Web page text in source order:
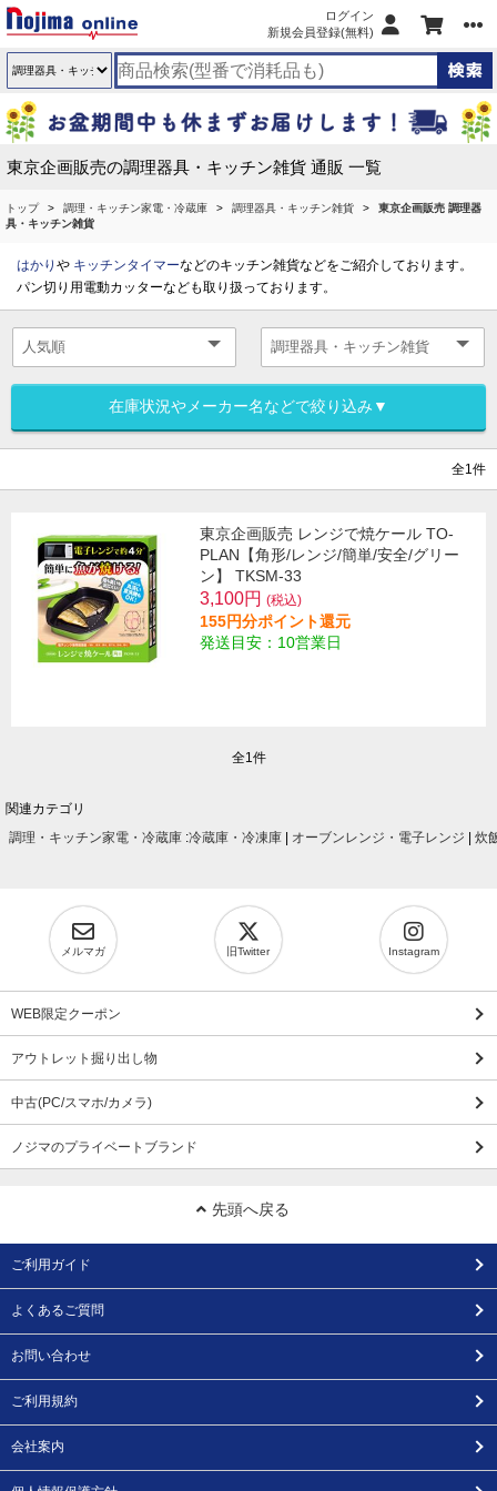
ログイン
新規会員登録(無料)
東京企画販売の調理器具・キッチン雑貨 通販 一覧
トップ 調理・キッチン家電・冷蔵庫 調理器具・キッチン雑貨
東京企画販売 調理器
具・キッチン雑貨
はかり や キッチンタイマーなどのキッチン雑貨などをご紹介しております。
パン切り用電動カッターなども取り扱っております。
在庫状況やメーカー名などで絞り込み▼
全1件
東京企画販売 レンジで焼ケール TO-
PLAN【角形/レンジ/簡単/安全/グリー
ン】 TKSM-33
3,100円 (税込)
155円分ポイント還元
発送目安：10営業日
全1件
関連カテゴリ
調理・キッチン家電・冷蔵庫 :冷蔵庫・冷凍庫 オーブンレンジ・電子レンジ 炊
メルマガ 旧Twitter Instagram
WEB限定クーポン
アウトレット掘り出し物
中古(PC/スマホ/カメラ)
ノジマのプライベートブランド
先頭へ戻る
ご利用ガイド
よくあるご質問
お問い合わせ
ご利用規約
会社案内